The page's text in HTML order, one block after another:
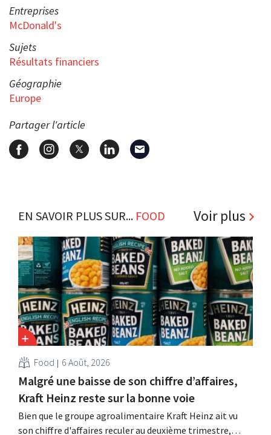
Entreprises
McDonald's
Sujets
Résultats financiers
Géographie
Europe
Partager l'article
EN SAVOIR PLUS SUR... FOOD Voir plus
Food 6 Août, 2026
Malgré une baisse de son chiffre d’affaires,
Kraft Heinz reste sur la bonne voie
Bien que le groupe agroalimentaire Kraft Heinz ait vu
son chiffre d'affaires reculer au deuxième trimestre,